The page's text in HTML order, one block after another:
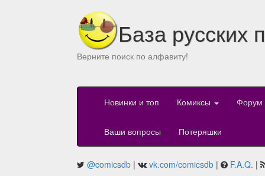
База русских
Верните поиск по алфавиту!
Новинки и топ Комиксы Форум
Ваши вопросы Потеряшки
@comicsdb | vk.com/comicsdb | F.A.Q. |